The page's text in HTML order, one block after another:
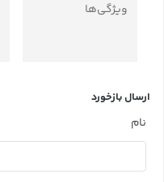
ویژگی‌ها
ارسال بازخورد
نام